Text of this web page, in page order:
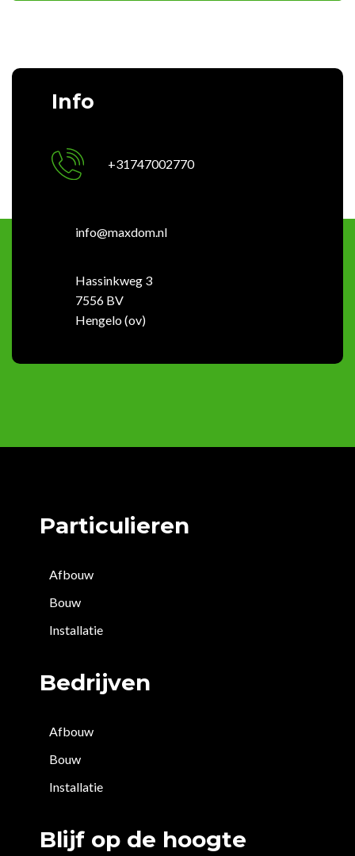
Info
+31747002770
info@maxdom.nl
Hassinkweg 3
7556 BV
Hengelo (ov)
Particulieren
Afbouw
Bouw
Installatie
Bedrijven
Afbouw
Bouw
Installatie
Blijf op de hoogte